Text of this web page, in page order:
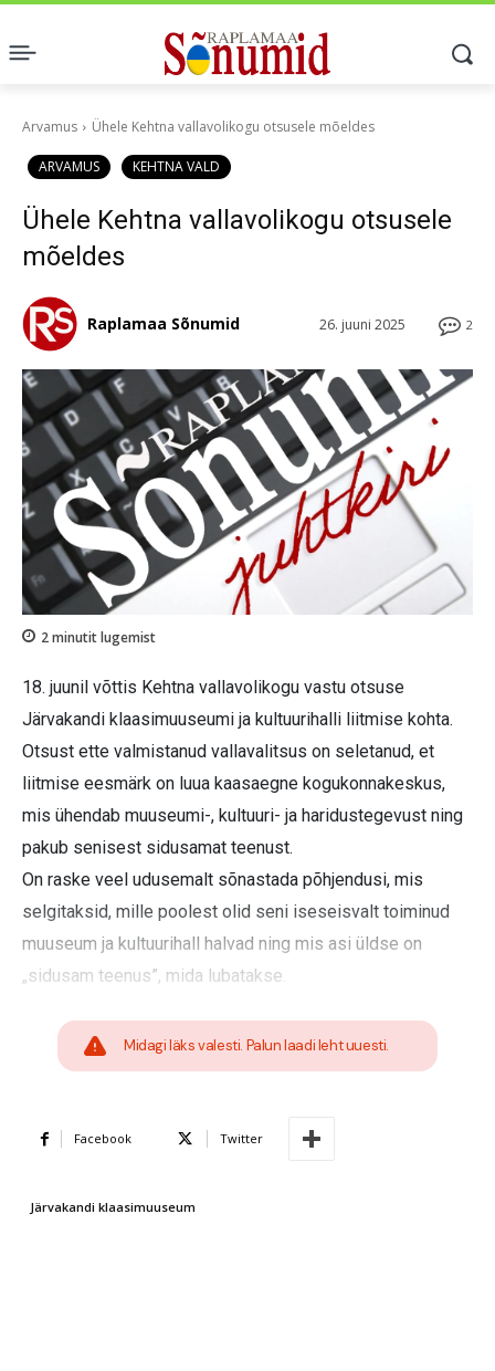
Arvamus Ühele Kehtna vallavolikogu otsusele mõeldes
ARVAMUS KEHTNA VALD
Ühele Kehtna vallavolikogu otsusele
mõeldes
2
26. juuni 2025
Raplamaa Sõnumid
2minutit lugemist
18. juunil võttis Kehtna vallavolikogu vastu otsuse
Järvakandi klaasimuuseumi ja kultuurihalli liitmise kohta.
Otsust ette valmistanud vallavalitsus on seletanud, et
liitmise eesmärk on luua kaasaegne kogukonnakeskus,
mis ühendab muuseumi-, kultuuri- ja haridustegevust ning
pakub senisest sidusamat teenust.
On raske veel udusemalt sõnastada põhjendusi, mis
selgitaksid, mille poolest olid seni iseseisvalt toiminud
muuseum ja kultuurihall halvad ning mis asi üldse on
„sidusam teenus”, mida lubatakse.
Midagi läks valesti. Palun laadi leht uuesti.
Facebook Twitter
Järvakandi klaasimuuseum